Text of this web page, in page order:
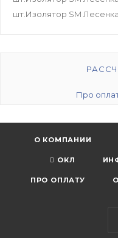
шт.Изолятор SM
Про
О КОМПАНИИ
ОКЛ
ПРО ОПЛАТУ